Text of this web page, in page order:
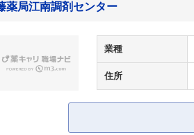
薬局江南調剤センター
業種
住所